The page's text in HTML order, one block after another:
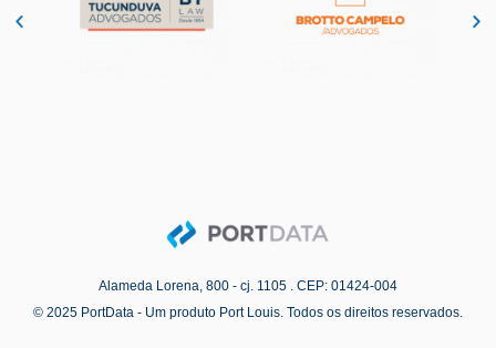
Alameda Lorena, 800 - cj. 1105 . CEP: 01424-004
© 2025 PortData - Um produto Port Louis. Todos os direitos reservados.